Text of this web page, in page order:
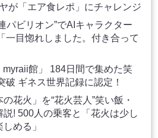
が「エア食レポ」にチャレンジ
パビリオン”でAIキャラクター
一目惚れしました。付き合って
館」 184日間で集めた笑
破 ギネス世界記録に認定！
花火」を“花火芸人”笑い飯・
! 500人の乗客と「花火は少し
める」